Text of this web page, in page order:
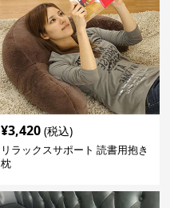
¥3,420 (税込)
リラックスサポート 読書用抱き
枕